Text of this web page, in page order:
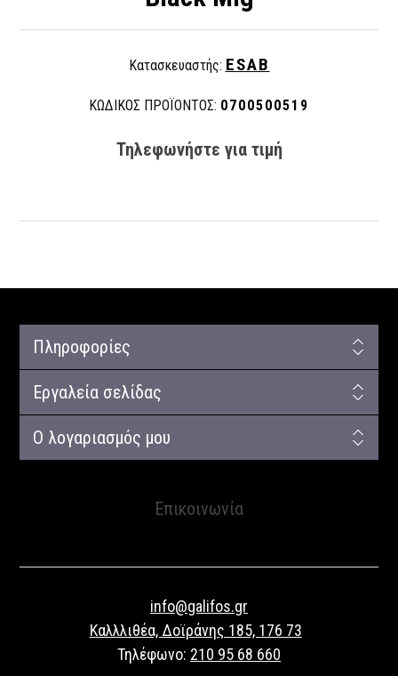
Κατασκευαστής: ESAB
ΚΩΔΙΚΟΣ ΠΡΟΪΟΝΤΟΣ: 0700500519
Τηλεφωνήστε για τιμή
Πληροφορίες
Εργαλεία σελίδας
Ο λογαριασμός μου
Επικοινωνία
info@galifos.gr
Καλλλιθέα, Δοϊράνης 185, 176 73
Τηλέφωνο: 210 95 68 660